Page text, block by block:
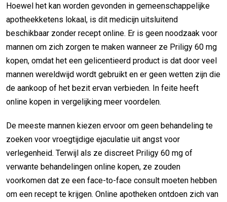
Hoewel het kan worden gevonden in gemeenschappelijke
apotheekketens lokaal, is dit medicijn uitsluitend
beschikbaar zonder recept online. Er is geen noodzaak voor
mannen om zich zorgen te maken wanneer ze Priligy 60 mg
kopen, omdat het een gelicentieerd product is dat door veel
mannen wereldwijd wordt gebruikt en er geen wetten zijn die
de aankoop of het bezit ervan verbieden. In feite heeft
online kopen in vergelijking meer voordelen.
De meeste mannen kiezen ervoor om geen behandeling te
zoeken voor vroegtijdige ejaculatie uit angst voor
verlegenheid. Terwijl als ze discreet Priligy 60 mg of
verwante behandelingen online kopen, ze zouden
voorkomen dat ze een face-to-face consult moeten hebben
om een recept te krijgen. Online apotheken ontdoen zich van